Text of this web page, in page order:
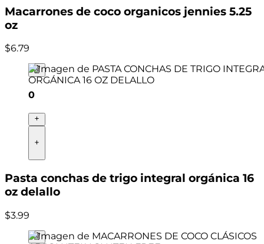
Macarrones de coco organicos jennies 5.25
oz
$6.79
0
Pasta conchas de trigo integral orgánica 16
oz delallo
$3.99